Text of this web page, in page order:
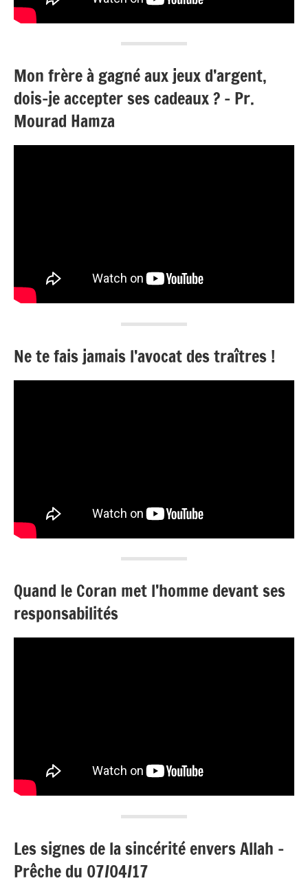
Mon frère à gagné aux jeux d’argent,
dois-je accepter ses cadeaux ? – Pr.
Mourad Hamza
Ne te fais jamais l’avocat des traîtres !
Quand le Coran met l’homme devant ses
responsabilités
Les signes de la sincérité envers Allah –
Prêche du 07/04/17